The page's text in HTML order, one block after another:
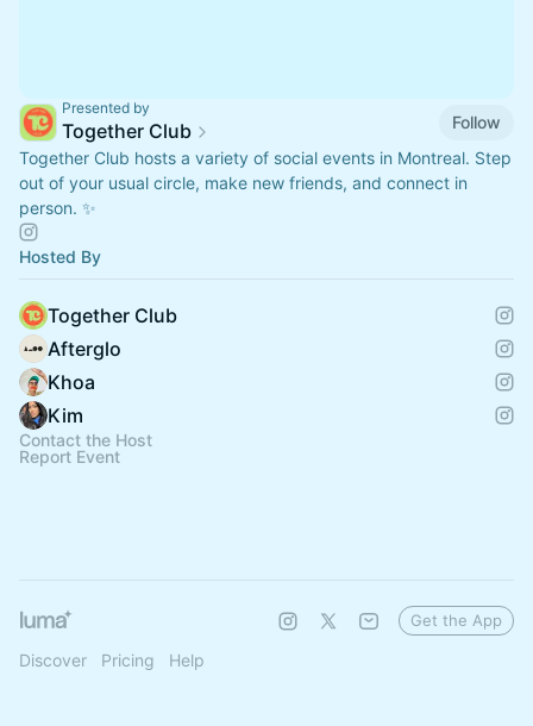
Presented by
Together Club
Follow
Together Club hosts a variety of social events in Montreal. Step
out of your usual circle, make new friends, and connect in
person. ✨
Hosted By
Together Club
Afterglo
Khoa
Kim
Contact the Host
Report Event
Discover Pricing Help
Get the App